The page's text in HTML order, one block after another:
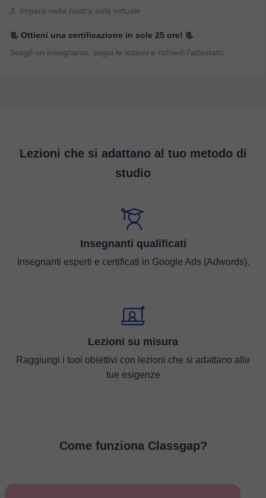
3. Impara nella nostra aula virtuale
📃 Ottieni una certificazione in sole 25 ore! 📃
Scegli un insegnante, segui le lezioni e richiedi l'attestato.
Lezioni che si adattano al tuo metodo di
studio
Insegnanti qualificati
Insegnanti esperti e certificati in Google Ads (Adwords).
Lezioni su misura
Raggiungi i tuoi obiettivi con lezioni che si adattano alle
tue esigenze
Come funziona Classgap?